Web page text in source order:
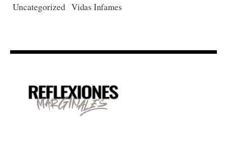
Uncategorized Vidas Infames